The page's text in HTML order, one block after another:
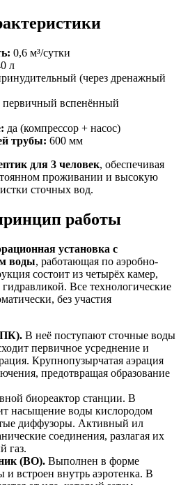
0,6 м³/сутки
л
(через дренажный
первичный вспенённый
да (компрессор + насос)
трубы: 600 мм
для 3 человек, обеспечивая
проживании и высокую
сточных вод.
работы
установка с
воды, работающая по аэробно-
состоит из четырёх камер,
Все технологические
без участия
В неё поступают сточные воды
первичное усреднение и
Крупнопузырчатая аэрация
предотвращая образование
биореактор станции. В
насыщение воды кислородом
диффузоры. Активный ил
соединения, разлагая их
газ.
(ВО). Выполнен в форме
встроен внутрь аэротенка. В